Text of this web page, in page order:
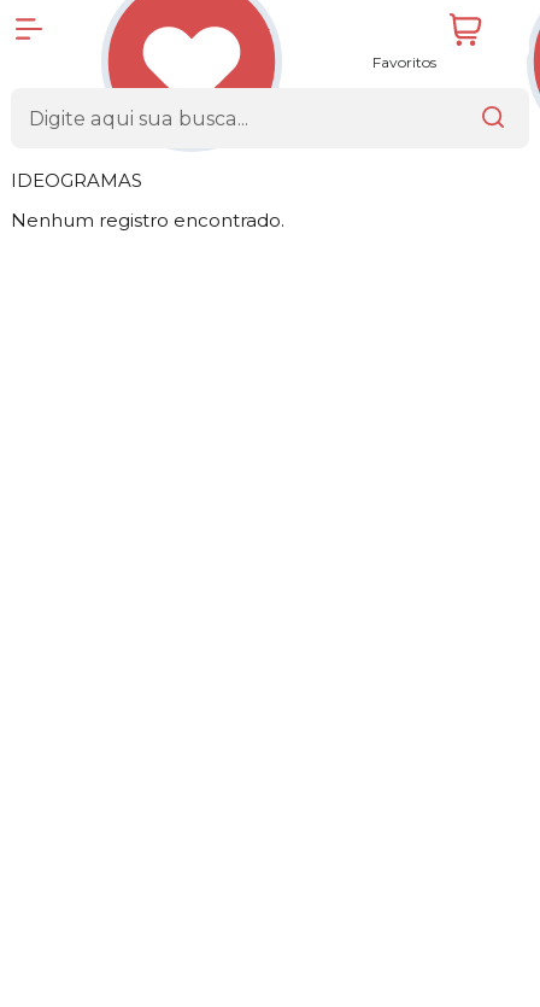
Favoritos
IDEOGRAMAS
Nenhum registro encontrado.